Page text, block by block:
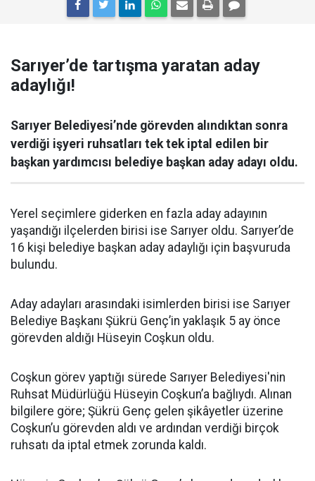
Sarıyer’de tartışma yaratan aday
adaylığı!
Sarıyer Belediyesi’nde görevden alındıktan sonra
verdiği işyeri ruhsatları tek tek iptal edilen bir
başkan yardımcısı belediye başkan aday adayı oldu.
Yerel seçimlere giderken en fazla aday adayının
yaşandığı ilçelerden birisi ise Sarıyer oldu. Sarıyer’de
16 kişi belediye başkan aday adaylığı için başvuruda
bulundu.
Aday adayları arasındaki isimlerden birisi ise Sarıyer
Belediye Başkanı Şükrü Genç’in yaklaşık 5 ay önce
görevden aldığı Hüseyin Coşkun oldu.
Coşkun görev yaptığı sürede Sarıyer Belediyesi'nin
Ruhsat Müdürlüğü Hüseyin Coşkun’a bağlıydı. Alınan
bilgilere göre; Şükrü Genç gelen şikâyetler üzerine
Coşkun’u görevden aldı ve ardından verdiği birçok
ruhsatı da iptal etmek zorunda kaldı.